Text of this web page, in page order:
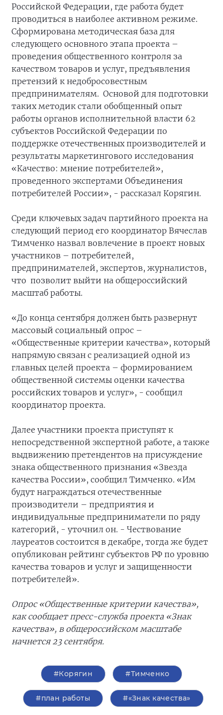
Российской Федерации, где работа будет
проводиться в наиболее активном режиме.
Сформирована методическая база для
следующего основного этапа проекта –
проведения общественного контроля за
качеством товаров и услуг, предъявления
претензий к недобросовестным
предпринимателям. Основой для подготовки
таких методик стали обобщенный опыт
работы органов исполнительной власти 62
субъектов Российской Федерации по
поддержке отечественных производителей и
результаты маркетингового исследования
«Качество: мнение потребителей»,
проведенного экспертами Объединения
потребителей России», - рассказал Корягин.
Среди ключевых задач партийного проекта на
следующий период его координатор Вячеслав
Тимченко назвал вовлечение в проект новых
участников – потребителей,
предпринимателей, экспертов, журналистов,
что позволит выйти на общероссийский
масштаб работы.
«До конца сентября должен быть развернут
массовый социальный опрос –
«Общественные критерии качества», который
напрямую связан с реализацией одной из
главных целей проекта – формированием
общественной системы оценки качества
российских товаров и услуг», - сообщил
координатор проекта.
Далее участники проекта приступят к
непосредственной экспертной работе, а также
выдвижению претендентов на присуждение
знака общественного признания «Звезда
качества России», сообщил Тимченко. «Им
будут награждаться отечественные
производители – предприятия и
индивидуальные предприниматели по ряду
категорий, - уточнил он. - Чествование
лауреатов состоится в декабре, тогда же будет
опубликован рейтинг субъектов РФ по уровню
качества товаров и услуг и защищенности
потребителей».
Опрос «Общественные критерии качества»,
как сообщает пресс-служба проекта «Знак
качества», в общероссийском масштабе
начнется 23 сентября.
#Корягин #Тимченко
#план работы #«Знак качества»